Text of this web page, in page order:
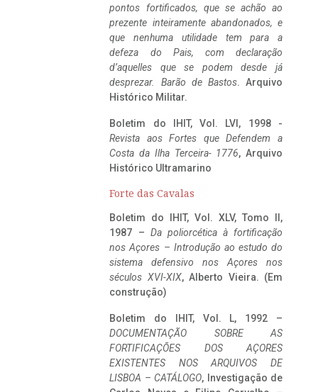
pontos fortificados, que se achão ao
prezente inteiramente abandonados, e
que nenhuma utilidade tem para a
defeza do Pais, com declaração
d’aquelles que se podem desde já
desprezar. Barão de Bastos. Arquivo
Histórico Militar.
Boletim do IHIT, Vol. LVI, 1998 -
Revista aos Fortes que Defendem a
Costa da Ilha Terceira- 1776, Arquivo
Histórico Ultramarino
Forte das Cavalas
Boletim do IHIT, Vol. XLV, Tomo II,
1987 – Da poliorcética à fortificação
nos Açores – Introdução ao estudo do
sistema defensivo nos Açores nos
séculos XVI-XIX, Alberto Vieira. (Em
construção)
Boletim do IHIT, Vol. L, 1992 –
DOCUMENTAÇÃO SOBRE AS
FORTIFICAÇÕES DOS AÇORES
EXISTENTES NOS ARQUIVOS DE
LISBOA – CATÁLOGO, Investigação de